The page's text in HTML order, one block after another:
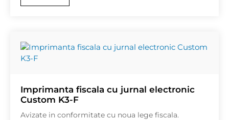
Imprimanta fiscala cu jurnal electronic
Custom K3-F
Avizate in conformitate cu noua lege fiscala.